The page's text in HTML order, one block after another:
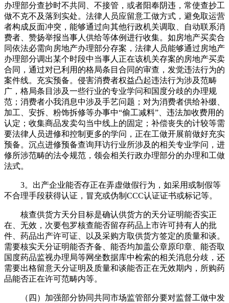
办理部分查抄时不共同、不接管，或者阳奉阴违，常使查抄工
做不克不及落到实处。法律人员应留意工做方式，避免取运营
者构成反面冲突，能够通过向其他行政机关调取、自动联系消
费者、赞扬举报当事人供给等体例进行收集。如房地产买卖合
同依法必需向房地产办理部分存案，法律人员能够通过房地产
办理部分调出某个时段中当事人正在该机关存案的房地产买卖
合同，通过对已利用的格局条目合同的审查，发觉违法行为的
案件线。充实预备。侵害消费者权益凸起违法行为涉及范畴
广，格局条目涉及一些行业的专业学问和国度分歧的办理规
范；消费者小我消息中涉及手艺问题；对为消费者供给补缀、
加工、安拆、粉饰拆修等办事中“偷工减料”、违法加收费用的
认定；收集商品发卖勾当中线上的固定；补偿丧失的计较等需
要法律人员进修和控制更多的学问，正在工做开展前做好充实
预备。沉点进修预备查询拜访行业所涉及的相关专业学问，进
修所涉范畴的法令规范，领会相关行政办理部分的办理和工做
法式。
3。出产企业能否存正在弄虚做假行为，如采用或制假等
不合理手段获得认证，冒充或伪制CCC认证证书或标记等。
核查供货方天分目标是确认供货方的天分证明能否实正
在、无效，次要包罗核查能否留存药品上市许可持有人的批
件、药品出产许可证、以及采购方取供货方签定的质量和谈。
需要核实天分证明能否齐备、能否均加盖公章原印章、能否取
国度药品监视办理局等网坐数据库中检索的相关消息分歧，还
需要出格留意天分证明及质量和谈能否正在无效期内，所购药
品能否正在许可范畴内等。
（四）加强部分协同共同市场监管部分要对监督工做中发